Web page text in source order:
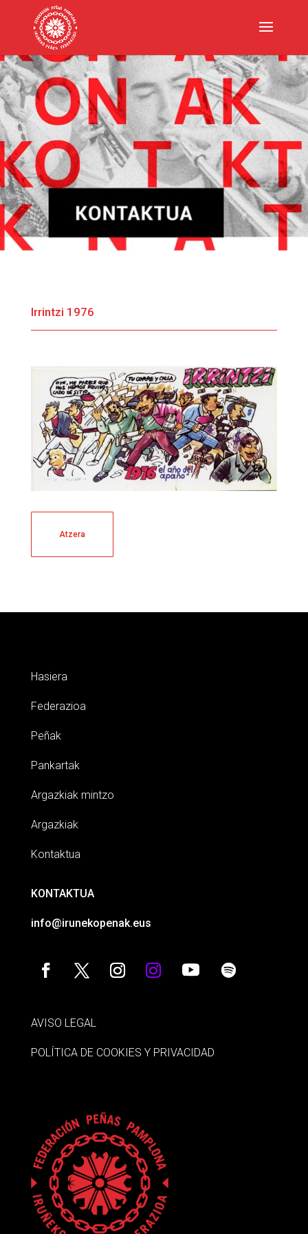
Irrintzi 1976
Atzera
Hasiera
Federazioa
Peñak
Pankartak
Argazkiak mintzo
Argazkiak
Kontaktua
KONTAKTUA
info@irunekopenak.eus
AVISO LEGAL
POLÍTICA DE COOKIES Y PRIVACIDAD